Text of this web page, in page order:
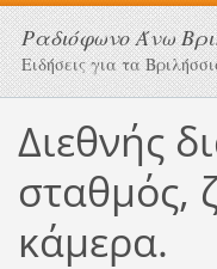
Ραδιόφωνο Άνω
Ειδήσεις για τα
Διεθνής
σταθμός,
κάμερα.